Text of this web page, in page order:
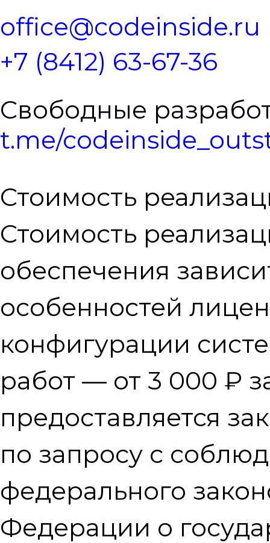
office@codeinside.ru
+7 (8412) 63-67-36
Свободные
t.me/
Стоимость
Стоимость
обеспечения
особенностей
конфигурации
работ — от 3 000 ₽
предоставляется
по запросу с
федерального
Федерации о